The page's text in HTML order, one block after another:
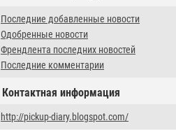
Последние добавленные новости
Одобренные новости
Френдлента последних новостей
Последние комментарии
Контактная информация
http://pickup-diary.blogspot.com/